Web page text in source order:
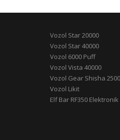
Vozol Star 20000
Vozol Star 40000
Vozol 6000 Puff
Vozol Vista 40000
Vozol Gear Shisha
Vozol Likit
Elf Bar RF350